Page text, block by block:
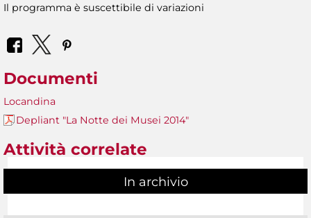
Il programma è suscettibile di variazioni
Documenti
Locandina
Depliant "La Notte dei Musei 2014"
Attività correlate
In archivio